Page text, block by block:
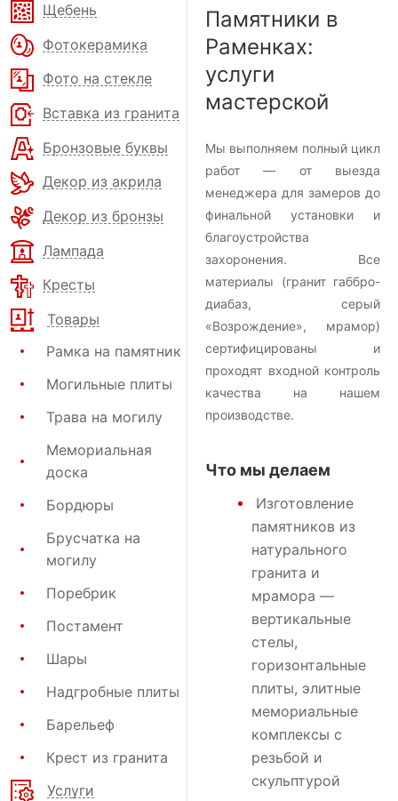
Щебень
Фотокерамика
Фото на стекле
Вставка из гранита
Бронзовые буквы
Декор из акрила
Декор из бронзы
Лампада
Кресты
Товары
Рамка на памятник
Могильные плиты
Трава на могилу
Мемориальная
доска
Бордюры
Брусчатка на
могилу
Поребрик
Постамент
Шары
Надгробные плиты
Барельеф
Крест из гранита
Услуги
Памятники в
Раменках:
услуги
мастерской
Мы выполняем полный цикл
работ — от выезда
менеджера для замеров до
финальной установки и
благоустройства
захоронения. Все
материалы (гранит габбро-
диабаз, серый
«Возрождение», мрамор)
сертифицированы и
проходят входной контроль
качества на нашем
производстве.
Что мы делаем
Изготовление
памятников из
натурального
гранита и
мрамора —
вертикальные
стелы,
горизонтальные
плиты, элитные
мемориальные
комплексы с
резьбой и
скульптурой